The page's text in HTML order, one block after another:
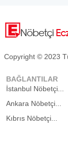
Copyright © 2023
BAĞLANTILAR
İstanbul Nöbetçi...
Ankara Nöbetçi...
Kıbrıs Nöbetçi...